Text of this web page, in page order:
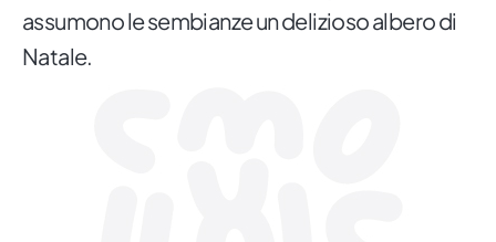
assumono le sembianze un delizioso albero di
Natale.